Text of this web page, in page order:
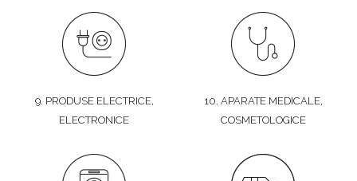
9. PRODUSE ELECTRICE,
ELECTRONICE
10. APARATE MEDICALE,
COSMETOLOGICE